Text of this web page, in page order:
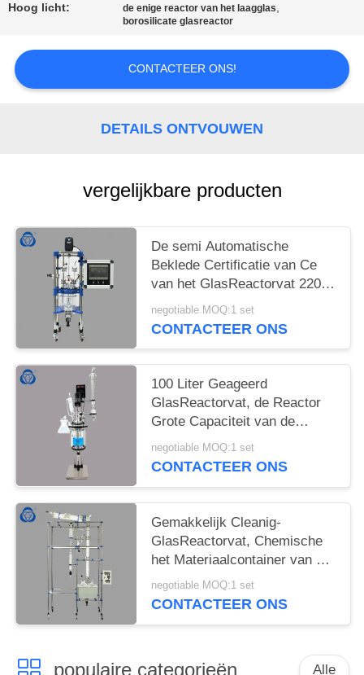
Hoog licht: de enige reactor van het laagglas,
borosilicate glasreactor
CONTACTEER ONS!
DETAILS ONTVOUWEN
vergelijkbare producten
De semi Automatische
Beklede Certificatie van Ce
van het GlasReactorvat 220V
50Hz
negotiable MOQ:1 set
CONTACTEER ONS
100 Liter Geageerd
GlasReactorvat, de Reactor
Grote Capaciteit van de
Glasdruk
negotiable MOQ:1 set
CONTACTEER ONS
Gemakkelijk Cleanig-
GlasReactorvat, Chemische
het Materiaalcontainer van de
Glasreactor
negotiable MOQ:1 set
CONTACTEER ONS
populaire categorieën Alle